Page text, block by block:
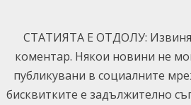
content
СТАТИЯТА Е ОТДОЛУ:
коментар. Някои новини не
публикувани в социалните
бисквитките е задължително